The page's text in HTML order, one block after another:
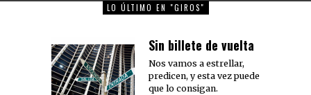
LO ÚLTIMO EN "GIROS"
Sin billete de vuelta
Nos vamos a estrellar,
predicen, y esta vez puede
que lo consigan.